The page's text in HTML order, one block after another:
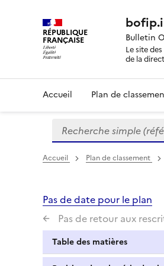
RÉPUBLIQUE
FRANÇAISE Bulletin
Le site
de la
Accueil Plan de
Formulaire
de
recherche
Recherche simple
Accueil Plan de classement
Pas de date pour le plan
Pas de retour aux
Table des matières